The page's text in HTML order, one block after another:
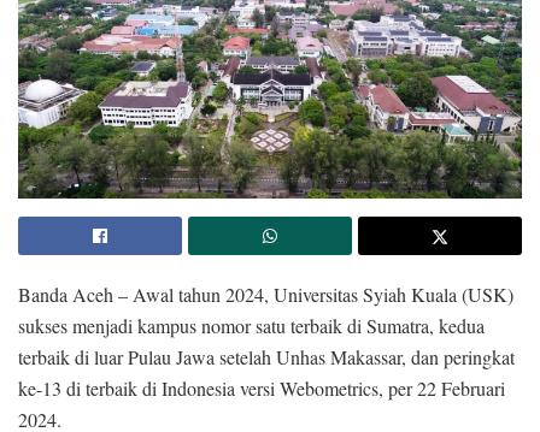
Banda Aceh – Awal tahun 2024, Universitas Syiah Kuala (USK)
sukses menjadi kampus nomor satu terbaik di Sumatra, kedua
terbaik di luar Pulau Jawa setelah Unhas Makassar, dan peringkat
ke-13 di terbaik di Indonesia versi Webometrics, per 22 Februari
2024.